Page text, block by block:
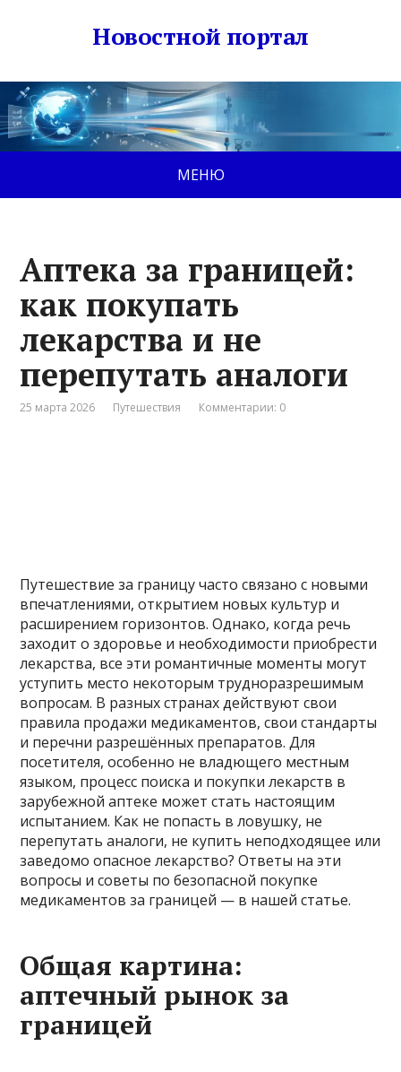
Новостной портал
МЕНЮ
Аптека за границей:
как покупать
лекарства и не
перепутать аналоги
25 марта 2026 Путешествия Комментарии: 0
Путешествие за границу часто связано с новыми
впечатлениями, открытием новых культур и
расширением горизонтов. Однако, когда речь
заходит о здоровье и необходимости приобрести
лекарства, все эти романтичные моменты могут
уступить место некоторым трудноразрешимым
вопросам. В разных странах действуют свои
правила продажи медикаментов, свои стандарты
и перечни разрешённых препаратов. Для
посетителя, особенно не владющего местным
языком, процесс поиска и покупки лекарств в
зарубежной аптеке может стать настоящим
испытанием. Как не попасть в ловушку, не
перепутать аналоги, не купить неподходящее или
заведомо опасное лекарство? Ответы на эти
вопросы и советы по безопасной покупке
медикаментов за границей — в нашей статье.
Общая картина:
аптечный рынок за
границей